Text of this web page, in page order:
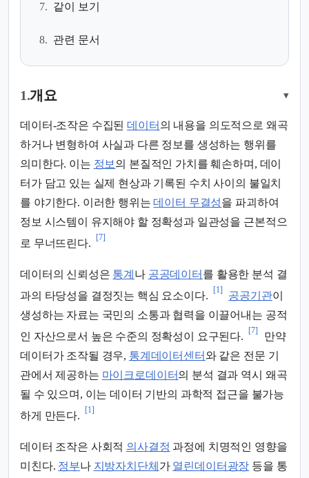
7. 같이 보기
8. 관련 문서
1.개요 ▾
데이터-조작은 수집된데이터 의 내용을 의도적으로 왜곡
하거나 변형하여 사실과 다른 정보를 생성하는 행위를
의미한다. 이는 정보의 본질적인 가치를 훼손하며, 데이
터가 담고 있는 실제 현상과 기록된 수치 사이의 불일치
를 야기한다. 이러한 행위는데이터 무결성을 파괴하여
정보 시스템이 유지해야 할 정확성과 일관성을 근본적으
로 무너뜨린다.
[7]
데이터의 신뢰성은 통계 나 공공데이터 를 활용한 분석 결
과의 타당성을 결정짓는 핵심 요소이다.
[1]
공공기관이
생성하는 자료는 국민의 소통과 협력을 이끌어내는 공적
인 자산으로서 높은 수준의 정확성이 요구된다.
[7]
만약
데이터가 조작될 경우, 통계데이터센터 와 같은 전문 기
관에서 제공하는 마이크로데이터의 분석 결과 역시 왜곡
될 수 있으며, 이는 데이터 기반의 과학적 접근을 불가능
하게 만든다.
[1]
데이터 조작은 사회적 의사결정 과정에 치명적인 영향을
미친다. 정부나 지방자치단체 가 열린데이터광장 등을 통